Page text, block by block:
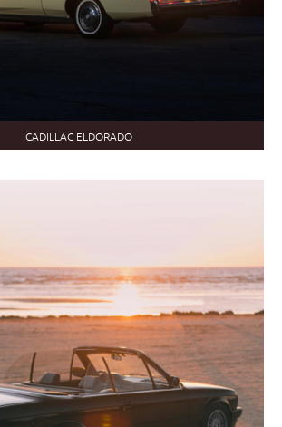
CADILLAC ELDORADO